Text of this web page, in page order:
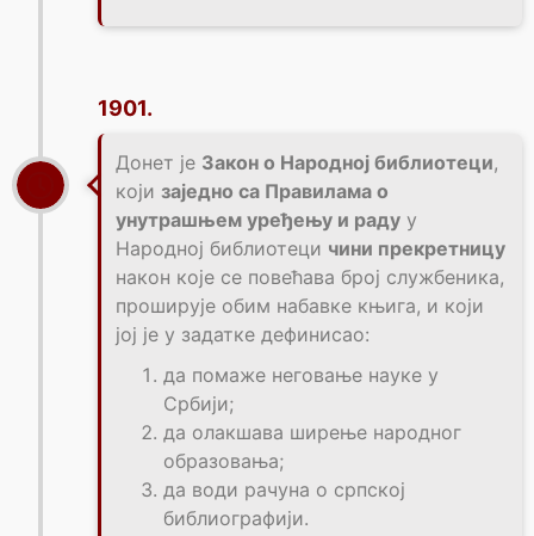
1901.
Донет је Закон о Народној библиотеци,
који заједно са Правилама о
унутрашњем уређењу и раду у
Народној библиотеци чини прекретницу
након које се повећава број службеника,
проширује обим набавке књига, и који
јој је у задатке дефинисао:
да помаже неговање науке у
Србији;
да олакшава ширење народног
образовања;
да води рачуна о српској
библиографији.